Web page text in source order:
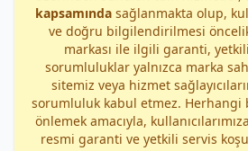
kapsamındasağlanmakta olup,
ve doğru bilgilendirilmesi
markası ile ilgili garanti,
sorumluluklar yalnızca marka
sitemiz veya hizmet
sorumluluk kabul etmez. Herhangi
önlemek amacıyla,
resmi garanti ve yetkili servis